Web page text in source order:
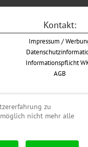
Kontakt:
Impressum /
Informationspflicht
AGB
zu
nicht mehr alle